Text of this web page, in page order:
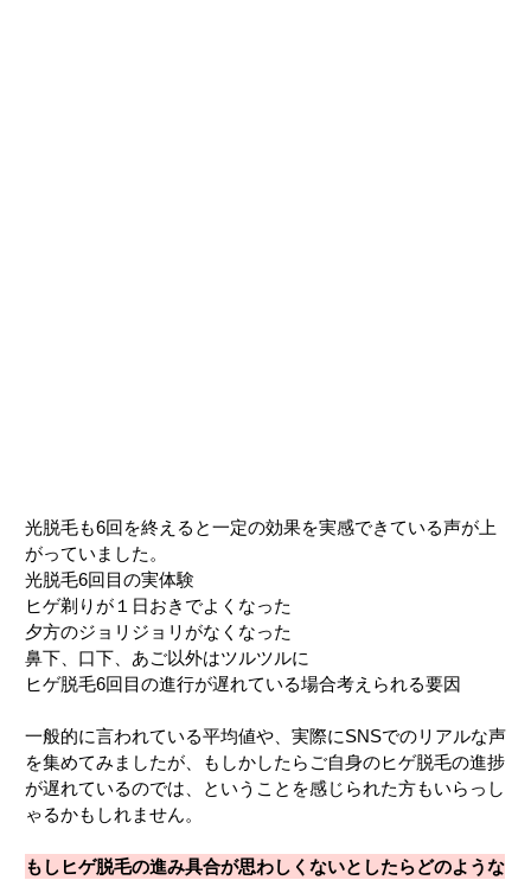
光脱毛も6回を終えると一定の効果を実感できている声が上
がっていました。
光脱毛6回目の実体験
ヒゲ剃りが１日おきでよくなった
夕方のジョリジョリがなくなった
鼻下、口下、あご以外はツルツルに
ヒゲ脱毛6回目の進行が遅れている場合考えられる要因
一般的に言われている平均値や、実際にSNSでのリアルな声
を集めてみましたが、もしかしたらご自身のヒゲ脱毛の進捗
が遅れているのでは、ということを感じられた方もいらっし
ゃるかもしれません。
もしヒゲ脱毛の進み具合が思わしくないとしたらどのような